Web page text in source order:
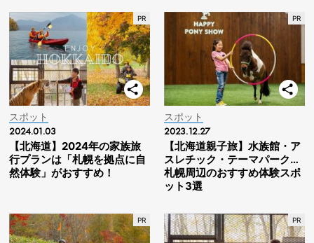
スポット
2024.01.03
【北海道】2024年の家族旅
行プランは「札幌を拠点に自
然体験」がおすすめ！
スポット
2023.12.27
【北海道親子旅】水族館・ア
スレチック・テーマパーク…
札幌周辺のおすすめ体験スポ
ット3選